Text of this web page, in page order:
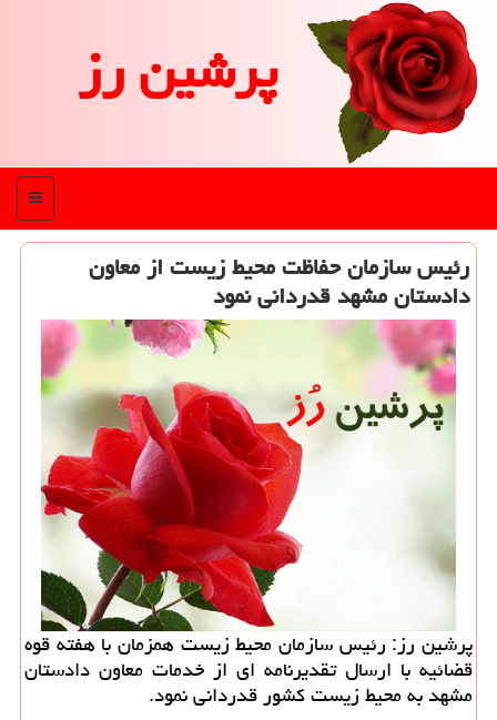
پرشین رز
منو
رئیس سازمان حفاظت محیط زیست از معاون
دادستان مشهد قدردانی نمود
پرشین رز: رئیس سازمان محیط زیست همزمان با هفته قوه
قضائیه با ارسال تقدیرنامه ای از خدمات معاون دادستان
مشهد به محیط زیست كشور قدردانی نمود.